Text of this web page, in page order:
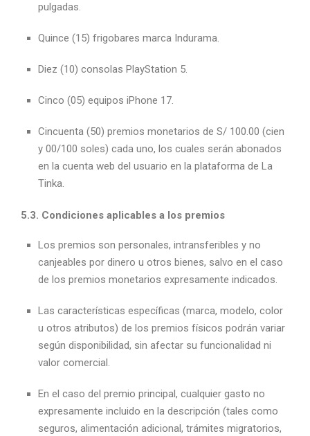
pulgadas.
Quince (15) frigobares marca Indurama.
Diez (10) consolas PlayStation 5.
Cinco (05) equipos iPhone 17.
Cincuenta (50) premios monetarios de S/ 100.00 (cien
y 00/100 soles) cada uno, los cuales serán abonados
en la cuenta web del usuario en la plataforma de La
Tinka.
5.3. Condiciones aplicables a los premios
Los premios son personales, intransferibles y no
canjeables por dinero u otros bienes, salvo en el caso
de los premios monetarios expresamente indicados.
Las características específicas (marca, modelo, color
u otros atributos) de los premios físicos podrán variar
según disponibilidad, sin afectar su funcionalidad ni
valor comercial.
En el caso del premio principal, cualquier gasto no
expresamente incluido en la descripción (tales como
seguros, alimentación adicional, trámites migratorios,